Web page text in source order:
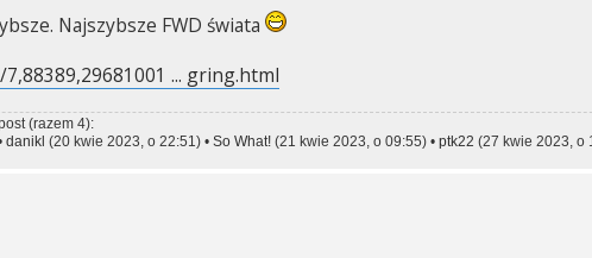
Najszybsze FWD świata
... gring.html
(razem 4):
danikl (20 kwie 2023, o 22:51) • So What!(21 kwie 2023, o 09:55) • ptk22 (27 kwie 2023, o